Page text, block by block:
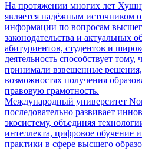
На протяжении многих лет
является надёжным источником
информации по вопросам
законодательства и актуальных
абитуриентов, студентов и
деятельность способствует
принимали взвешенные
возможностях получения
правовую грамотность.
Международный университет
последовательно развивает
экосистему, объединяя
интеллекта, цифровое обучение
практики в сфере высшего